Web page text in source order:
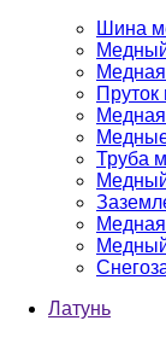
Шина
Труба
Латунь